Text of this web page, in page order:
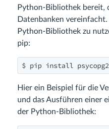
Python-Bibliothek bereit,
Datenbanken
Python-Bibliothek zu
pip:
$ pip install
Hier ein Beispiel für die
und das Ausführen einer
der Python-Bibliothek: